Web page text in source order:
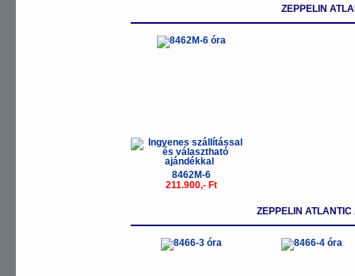
ZEPPELIN
8462M-6
211.900,- Ft
ZEPPELIN